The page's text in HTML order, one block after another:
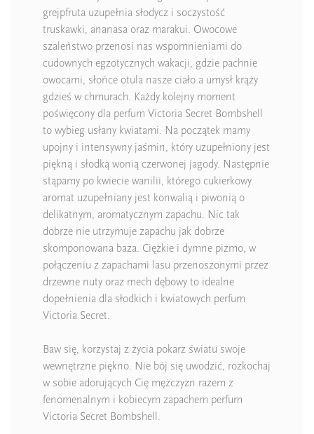
grejpfruta uzupełnia słodycz i soczystość
truskawki, ananasa oraz marakui. Owocowe
szaleństwo przenosi nas wspomnieniami do
cudownych egzotycznych wakacji, gdzie pachnie
owocami, słońce otula nasze ciało a umysł krąży
gdzieś w chmurach. Każdy kolejny moment
poświęcony dla perfum Victoria Secret Bombshell
to wybieg usłany kwiatami. Na początek mamy
upojny i intensywny jaśmin, który uzupełniony jest
piękną i słodką wonią czerwonej jagody. Następnie
stąpamy po kwiecie wanilii, którego cukierkowy
aromat uzupełniany jest konwalią i piwonią o
delikatnym, aromatycznym zapachu. Nic tak
dobrze nie utrzymuje zapachu jak dobrze
skomponowana baza. Ciężkie i dymne piżmo, w
połączeniu z zapachami lasu przenoszonymi przez
drzewne nuty oraz mech dębowy to idealne
dopełnienia dla słodkich i kwiatowych perfum
Victoria Secret.
Baw się, korzystaj z życia pokarz światu swoje
wewnętrzne piękno. Nie bój się uwodzić, rozkochaj
w sobie adorujących Cię mężczyzn razem z
fenomenalnym i kobiecym zapachem perfum
Victoria Secret Bombshell.